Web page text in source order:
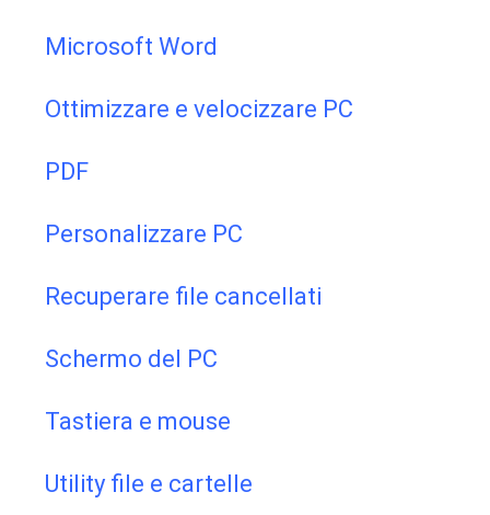
Microsoft Word
Ottimizzare e velocizzare PC
PDF
Personalizzare PC
Recuperare file cancellati
Schermo del PC
Tastiera e mouse
Utility file e cartelle